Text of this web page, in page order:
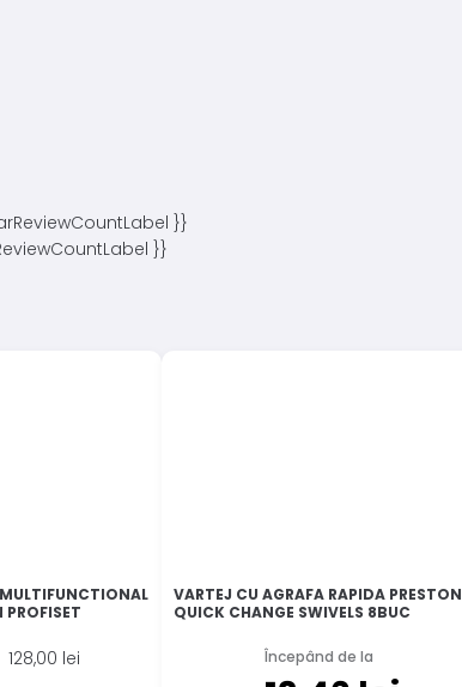
}}
}}
PROFISET
128,00 lei
VARTEJ CU AGRAFA RAPIDA PRESTON
QUICK CHANGE SWIVELS 8BUC
Începând de la